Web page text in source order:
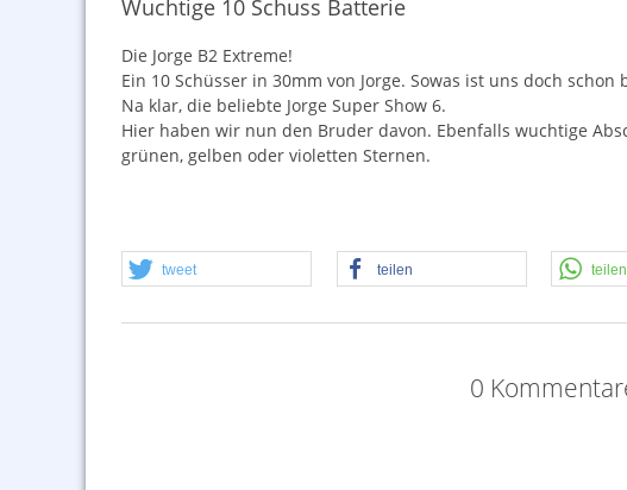
Wuchtige 10 Schuss Batterie
Die Jorge B2 Extreme!
Ein 10 Schüsser in 30mm von Jorge. Sowas ist uns doch schon
Na klar, die beliebte Jorge Super Show 6.
Hier haben wir nun den Bruder davon. Ebenfalls wuchtige
grünen, gelben oder violetten Sternen.
tweet teilen teilen
0